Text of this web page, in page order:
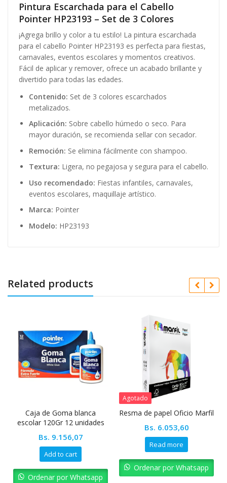
Pintura Escarchada para el Cabello
Pointer HP23193 – Set de 3 Colores
¡Agrega brillo y color a tu estilo! La pintura escarchada
para el cabello Pointer HP23193 es perfecta para fiestas,
carnavales, eventos escolares y momentos creativos.
Fácil de aplicar y remover, ofrece un acabado brillante y
divertido para todas las edades.
Contenido: Set de 3 colores escarchados
metalizados.
Aplicación: Sobre cabello húmedo o seco. Para
mayor duración, se recomienda sellar con secador.
Remoción: Se elimina fácilmente con shampoo.
Textura: Ligera, no pegajosa y segura para el cabello.
Uso recomendado: Fiestas infantiles, carnavales,
eventos escolares, maquillaje artístico.
Marca: Pointer
Modelo: HP23193
Related products
de Goma blanca
120Gr 12 unidades
9.156,07
por Whatsapp
Resma de papel Oficio Marfil
6.053,60
Ordenar por Whatsapp